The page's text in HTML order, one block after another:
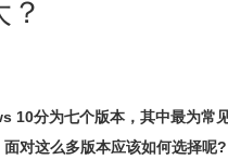
10分为七个版本，其中最为常
对这么多版本应该如何选择呢?